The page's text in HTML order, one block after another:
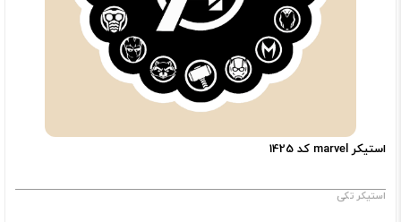
استیکر marvel کد 1425
استیکر تکی